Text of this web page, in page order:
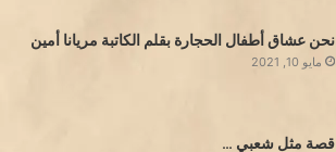
نحن عشاق أطفال الحجارة بقلم الكاتبة مريانا أمين
مايو 10, 2021
قصة مثل شعبي …